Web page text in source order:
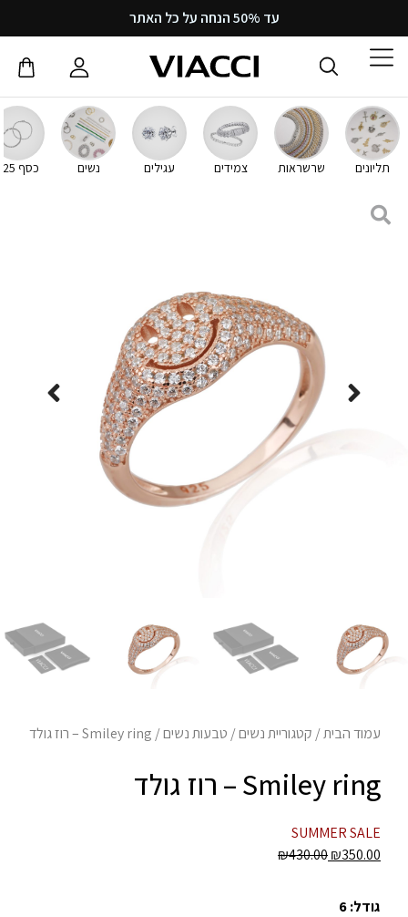
עד 50% הנחה על כל האתר
תליונים שרשראות צמידים עגילים נשים כסף 925
עמוד הבית/ קטגוריית נשים/ טבעות נשים/ Smiley ring – רוז גולד
Smiley ring – רוז גולד
SUMMER SALE
₪350.00
₪430.00
גודל: 6